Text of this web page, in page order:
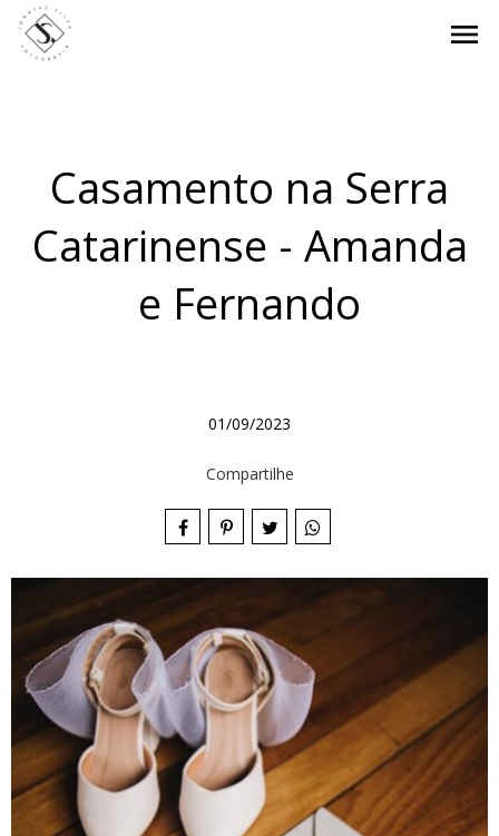
menu
Casamento na Serra
Catarinense - Amanda
e Fernando
01/09/2023
Compartilhe